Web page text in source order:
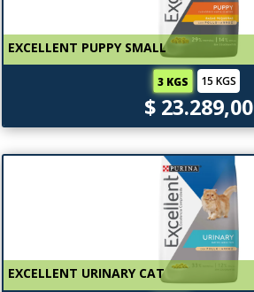
EXCELLENT PUPPY SMALL
3 KGS 15 KGS
$ 23.289,00
EXCELLENT URINARY CAT